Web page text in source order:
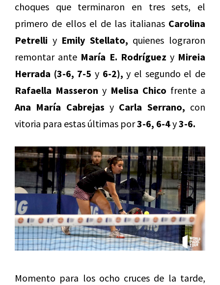
choques que terminaron en tres sets, el
primero de ellos el de las italianas Carolina
Petrelli y Emily Stellato, quienes lograron
remontar ante María E. Rodríguez y Mireia
Herrada (3-6, 7-5 y 6-2), y el segundo el de
Rafaella Masseron y Melisa Chico frente a
Ana María Cabrejas y Carla Serrano, con
vitoria para estas últimas por3-6, 6-4y3-6.
Momento para los ocho cruces de la tarde,